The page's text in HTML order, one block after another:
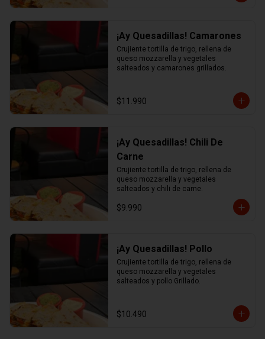
¡Ay Quesadillas! Camarones
Crujiente tortilla de trigo, rellena de
queso mozzarella y vegetales
salteados y camarones grillados.
$11.990
¡Ay Quesadillas! Chili De
Carne
Crujiente tortilla de trigo, rellena de
queso mozzarella y vegetales
salteados y chili de carne.
$9.990
¡Ay Quesadillas! Pollo
Crujiente tortilla de trigo, rellena de
queso mozzarella y vegetales
salteados y pollo Grillado.
$10.490